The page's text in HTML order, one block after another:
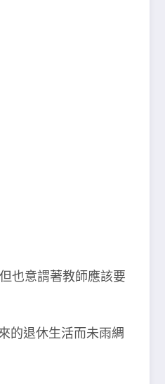
也意謂著教師應該要
的退休生活而未雨綢